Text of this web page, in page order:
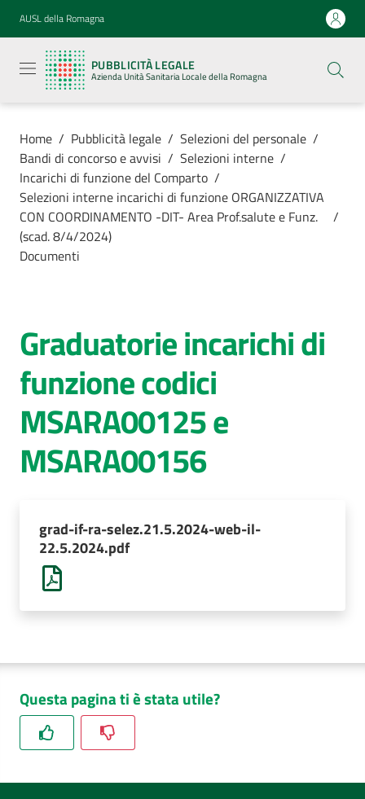
Vai al contenuto
Vai alla navigazione
Vai al footer
AUSL della Romagna
PUBBLICITÀ LEGALE
Azienda Unità Sanitaria Locale della Romagna
legale
Azienda
Unità
Locale della
Azienda
cura
AUSL
Comunica
Home / Pubblicità legale / Selezioni del personale /
Bandi di concorso e avvisi / Selezioni interne /
Incarichi di funzione del Comparto /
Selezioni interne incarichi di funzione ORGANIZZATIVA
CON COORDINAMENTO -DIT- Area Prof.salute e Funz.
(scad. 8/4/2024)
/
Documenti
Graduatorie incarichi di
funzione codici
MSARA00125 e
MSARA00156
grad-if-ra-selez.21.5.2024-web-il-
22.5.2024.pdf
Questa pagina ti è stata utile?